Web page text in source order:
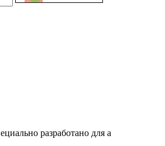
разработано для а